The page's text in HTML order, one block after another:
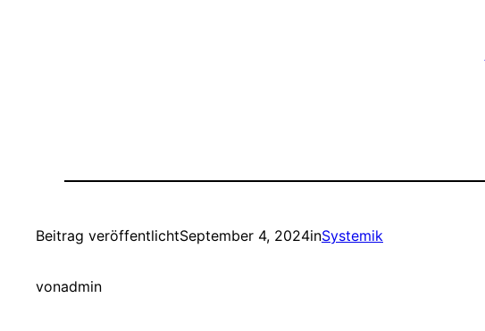
Beitrag veröffentlichtSeptember 4, 2024inSystemik
vonadmin